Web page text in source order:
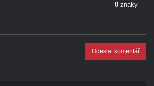
0 znaky
Odeslat komentář